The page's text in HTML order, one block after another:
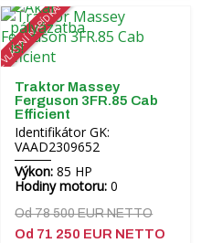
ZVLÁŠTNÍ NABÍDKA!
Traktor Massey
Ferguson 3FR.85 Cab
Efficient
Identifikátor GK:
VAAD2309652
Výkon: 85 HP
Hodiny motoru: 0
Od 78 500 EUR NETTO
Od 71 250 EUR NETTO